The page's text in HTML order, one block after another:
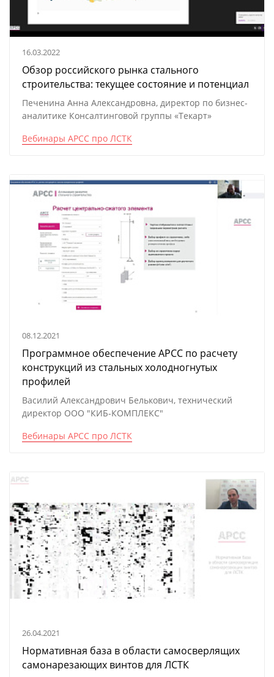
16.03.2022
Обзор российского рынка стального
строительства: текущее состояние и потенциал
Печенина Анна Александровна, директор по бизнес-
аналитике Консалтинговой группы «Текарт»
Вебинары АРСС про ЛСТК
08.12.2021
Программное обеспечение АРСС по расчету
конструкций из стальных холодногнутых
профилей
Василий Александрович Белькович, технический
директор ООО "КИБ-КОМПЛЕКС"
Вебинары АРСС про ЛСТК
26.04.2021
Нормативная база в области самосверлящих
самонарезающих винтов для ЛСТК